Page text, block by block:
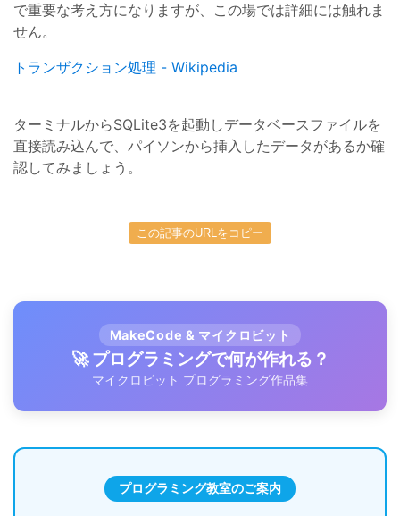
で重要な考え方になりますが、この場では詳細には触れま
せん。
トランザクション処理 - Wikipedia
ターミナルからSQLite3を起動しデータベースファイルを
直接読み込んで、パイソンから挿入したデータがあるか確
認してみましょう。
この記事のURLをコピー
MakeCode & マイクロビット
🚀 プログラミングで何が作れる？
マイクロビット プログラミング作品集
プログラミング教室のご案内